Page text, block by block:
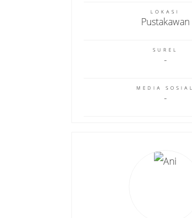
LOKASI
Pustakawan
SUREL
MEDIA SOSIAL